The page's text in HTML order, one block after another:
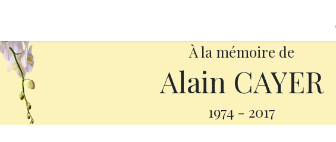
À la mémoire de
Alain CAYER
1974 - 2017